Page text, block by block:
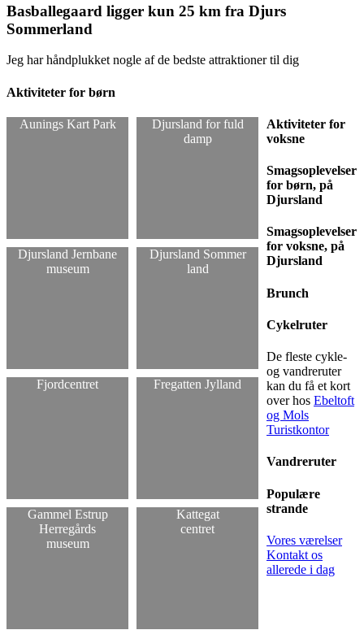
Basballegaard ligger kun 25 km fra Djurs
Sommerland
Jeg har håndplukket nogle af de bedste attraktioner til dig
Aktiviteter for børn
Aunings Kart Park
Djursland for fuld
damp
Djursland Jernbane
museum
Djursland Sommer
land
Fjordcentret Fregatten Jylland
Gammel Estrup
Herregårds
museum
Kattegat
centret
Aktiviteter for
voksne
Smagsoplevelser
for børn, på
Djursland
Smagsoplevelser
for voksne, på
Djursland
Brunch
Cykelruter
De fleste cykle-
og vandreruter
kan du få et kort
over hos Ebeltoft
og Mols
Turistkontor
Vandreruter
Populære
strande
Vores værelser
Kontakt os
allerede i dag